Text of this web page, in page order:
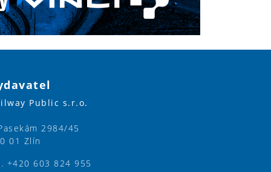
Public s.r.o.
2984/45
01 Zlín
+420 603 824 955